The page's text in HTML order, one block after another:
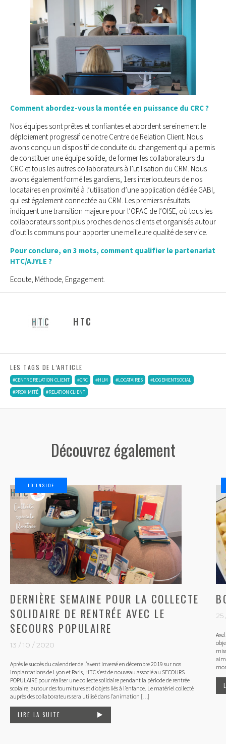
Comment abordez-vous la montée en puissance du CRC ?
Nos équipes sont prêtes et confiantes et abordent sereinement le
déploiement progressif de notre Centre de Relation Client. Nous
avons conçu un dispositif de conduite du changement qui a permis
de constituer une équipe solide, de former les collaborateurs du
CRC et tous les autres collaborateurs à l’utilisation du CRM. Nous
avons également formé les gardiens, 1ers interlocuteurs de nos
locataires en proximité à l’utilisation d’une application dédiée GABI,
qui est également connectée au CRM. Les premiers résultats
indiquent une transition majeure pour l’OPAC de l’OISE, où tous les
collaborateurs sont plus proches de nos clients et organisés autour
d’outils communs pour apporter une meilleure qualité de service.
Pour conclure, en 3 mots, comment qualifier le partenariat
HTC/AJYLE ?
Ecoute, Méthode, Engagement.
HTC
LES TAGS DE L’ARTICLE
#CENTRE RELATION CLIENT #CRC #HLM #LOCATAIRES
#LOGEMENTSOCIAL
#PROXIMITÉ
#RELATION CLIENT
Découvrez également
ID’INSIDE
DERNIÈRE SEMAINE POUR LA COLLECTE
SOLIDAIRE DE RENTRÉE AVEC LE
SECOURS POPULAIRE
13 / 10 / 2020
Après le succès du calendrier de l’avent inversé en décembre 2019 sur nos
implantations de Lyon et Paris, HTC s’est de nouveau associé au SECOURS
POPULAIRE pour réaliser une collecte solidaire pendant la période de rentrée
scolaire, autour des fournitures et d’objets liés à l’enfance. Le matériel collecté
auprès des collaborateurs sera utilisé dans l’animation […]
LIRE LA SUITE